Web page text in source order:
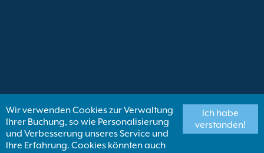
Wir verwenden Cookies zur Verwaltung
Ihrer Buchung, so wie Personalisierung
und Verbesserung unseres Service und
Ihre Erfahrung. Cookies könnten auch
Ich habe
verstanden!